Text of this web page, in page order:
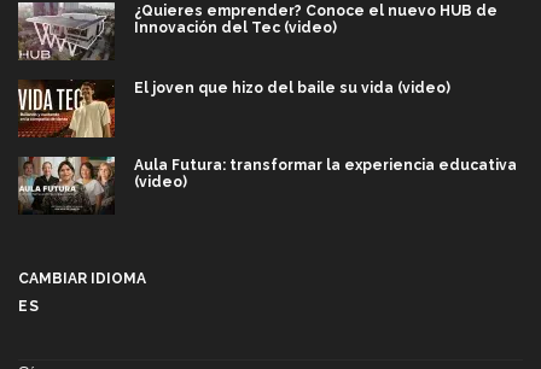
¿Quieres emprender? Conoce el nuevo HUB de
Innovación del Tec (video)
El joven que hizo del baile su vida (video)
Aula Futura: transformar la experiencia educativa
(video)
CAMBIAR IDIOMA
ES